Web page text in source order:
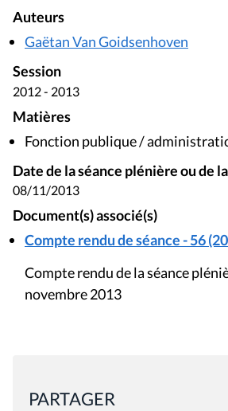
Auteurs
Gaëtan Van Goidsenhoven
Session
2012 - 2013
Matières
Fonction publique /
Date de la séance plénière ou de
08/11/2013
Document(s) associé(s)
Compte rendu de séance - 56
Compte rendu de la séance
novembre 2013
PARTAGER